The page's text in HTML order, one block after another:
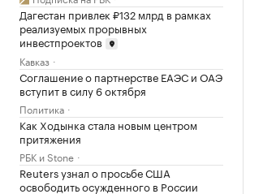
Дагестан привлек ₽132 млрд в рамках
реализуемых прорывных
инвестпроектов
Кавказ
Соглашение о партнерстве ЕАЭС и ОАЭ
вступит в силу 6 октября
Политика
Как Ходынка стала новым центром
притяжения
РБК и Stone
Reuters узнал о просьбе США
освободить осужденного в России